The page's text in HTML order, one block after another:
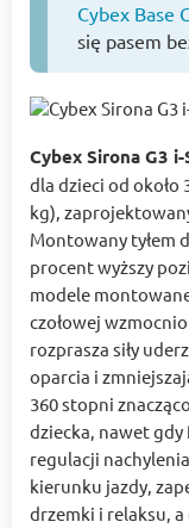
Cybex Base
się pasem
Cybex Sirona G3 i-
dla dzieci od około
kg),
Montowany tyłem
procent wyższy
modele
czołowej
rozprasza siły
oparcia i
360 stopni
dziecka, nawet
regulacji
kierunku jazdy,
drzemki i relaksu,